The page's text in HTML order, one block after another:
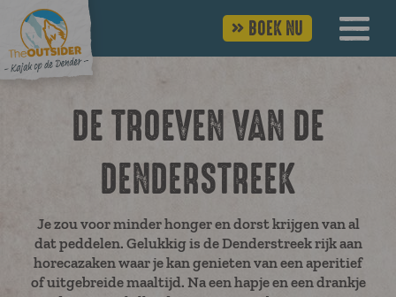
BOEK NU
DE TROEVEN VAN DE
DENDERSTREEK
Je zou voor minder honger en dorst krijgen van al
dat peddelen. Gelukkig is de Denderstreek rijk aan
horecazaken waar je kan genieten van een aperitief
of uitgebreide maaltijd. Na een hapje en een drankje